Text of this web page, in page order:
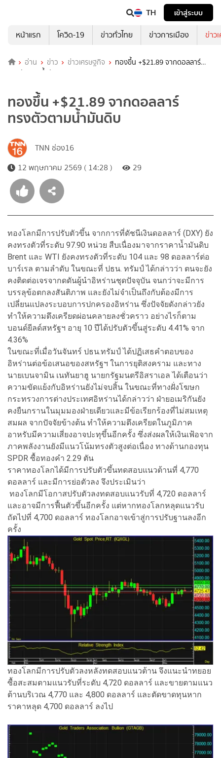
TH
เข้าสู่ระบบ
หน้าแรก
โควิด-19 ข่าวทั่วไทย ข่าวการเมือง ข่าว
อ่าน ข่าว ข่าวเศรษฐกิจ
ทองขึ้น +$21.89 จากดอลลาร์
ทรงตัวตามน้ำมันดิบ
ทองขึ้น +$21.89 จากดอลลาร์
ทรงตัวตามน้ำมันดิบ
TNN ช่อง16
12 พฤษภาคม 2569 ( 14:28 )
29
ทองโลกมีการปรับตัวขึ้น จากการที่ดัชนีเงินดอลลาร์ (DXY) ยัง
คงทรงตัวที่ระดับ 97.90 หน่วย สืบเนื่องมาจากราคาน้ำมันดิบ
Brent และ WTI ยังคงทรงตัวที่ระดับ 104 และ 98 ดอลลาร์ต่อ
บาร์เรล ตามลำดับ ในขณะที่ ปธน. ทรัมป์ ได้กล่าวว่า ตนจะยัง
คงติดต่อเจรจากดดันผู้นำอิหร่านชุดปัจจุบัน จนกว่าจะมีการ
บรรลุข้อตกลงสันติภาพ และยังไม่จำเป็นถึงกับต้องมีการ
เปลี่ยนแปลงระบอบการปกครองอิหร่าน ซึ่งปัจจัยดังกล่าวยัง
ทำให้ความตึงเครียดผ่อนคลายลงชั่วคราว อย่างไรก็ตาม
บอนด์ยีลด์สหรัฐฯ อายุ 10 ปีได้ปรับตัวขึ้นสู่ระดับ 4.41% จาก
4.36%
ในขณะที่เมื่อวันจันทร์ ปธน.ทรัมป์ ได้ปฏิเสธคำตอบของ
อิหร่านต่อข้อเสนอของสหรัฐฯ ในการยุติสงคราม และทาง
นายเบนจามิน เนทันยาฮู นายกรัฐมนตรีอิสราเอล ได้เตือนว่า
ความขัดแย้งกับอิหร่านยังไม่จบสิ้น ในขณะที่ทางฝั่งโฆษก
กระทรวงการต่างประเทศอิหร่านได้กล่าวว่า ฝ่ายอเมริกันยัง
คงยืนกรานในมุมมองฝ่ายเดียวและมีข้อเรียกร้องที่ไม่สมเหตุ
สมผล จากปัจจัยข้างต้น ทำให้ความตึงเครียดในภูมิภาค
อาหรับมีความเสี่ยงอาจปะทุขึ้นอีกครั้ง ซึ่งส่งผลให้เงินเฟ้อจาก
ภาคพลังงานยังมีแนวโน้มทรงตัวสูงต่อเนื่อง ทางด้านกองทุน
SPDR ซื้อทองคำ 2.29 ตัน
ราคาทองโลกได้มีการปรับตัวขึ้นทดสอบแนวต้านที่ 4,770
ดอลลาร์ และมีการย่อตัวลง จึงประเมินว่า
ทองโลกมีโอกาสปรับตัวลงทดสอบแนวรับที่ 4,720 ดอลลาร์
และอาจมีการฟื้นตัวขึ้นอีกครั้ง แต่หากทองโลกหลุดแนวรับ
ถัดไปที่ 4,700 ดอลลาร์ ทองโลกอาจเข้าสู่การปรับฐานลงอีก
ครั้ง
ทองโลกมีการปรับตัวลงหลังทดสอบแนวต้าน จึงแนะนำทยอย
ซื้อสะสมตามแนวรับที่ระดับ 4,720 ดอลลาร์ และขายตามแนว
ต้านบริเวณ 4,770 และ 4,800 ดอลลาร์ และตัดขาดทุนหาก
ราคาหลุด 4,700 ดอลลาร์ ลงไป